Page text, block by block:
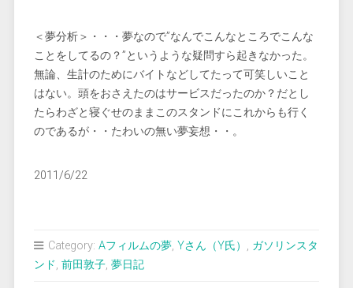
＜夢分析＞・・・夢なので”なんでこんなところでこんな
ことをしてるの？”というような疑問すら起きなかった。
無論、生計のためにバイトなどしてたって可笑しいこと
はない。頭をおさえたのはサービスだったのか？だとし
たらわざと寝ぐせのままこのスタンドにこれからも行く
のであるが・・たわいの無い夢妄想・・。
2011/6/22
Category: Aフィルムの夢, Yさん（Y氏） , ガソリンスタ
ンド, 前田敦子, 夢日記